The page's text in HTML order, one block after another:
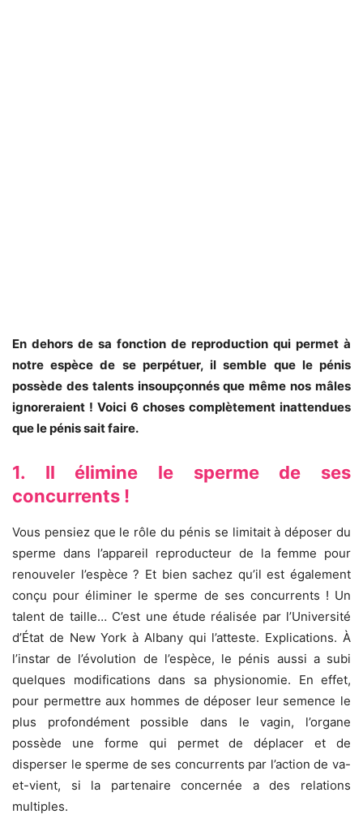
En dehors de sa fonction de reproduction qui permet à
notre espèce de se perpétuer, il semble que le pénis
possède des talents insoupçonnés que même nos mâles
ignoreraient ! Voici 6 choses complètement inattendues
que le pénis sait faire.
1. Il élimine le sperme de ses
concurrents !
Vous pensiez que le rôle du pénis se limitait à déposer du
sperme dans l’appareil reproducteur de la femme pour
renouveler l’espèce ? Et bien sachez qu’il est également
conçu pour éliminer le sperme de ses concurrents ! Un
talent de taille… C’est une étude réalisée par l’Université
d’État de New York à Albany qui l’atteste. Explications. À
l’instar de l’évolution de l’espèce, le pénis aussi a subi
quelques modifications dans sa physionomie. En effet,
pour permettre aux hommes de déposer leur semence le
plus profondément possible dans le vagin, l’organe
possède une forme qui permet de déplacer et de
disperser le sperme de ses concurrents par l’action de va-
et-vient, si la partenaire concernée a des relations
multiples.